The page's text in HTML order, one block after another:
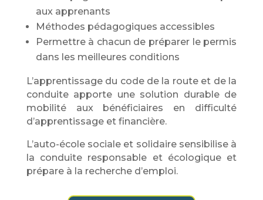
aux apprenants
Méthodes pédagogiques accessibles
Permettre à chacun de préparer le permis
dans les meilleures conditions
L’apprentissage du code de la route et de la
conduite apporte une solution durable de
mobilité aux bénéficiaires en difficulté
d’apprentissage et financière.
L’auto-école sociale et solidaire sensibilise à
la conduite responsable et écologique et
prépare à la recherche d’emploi.